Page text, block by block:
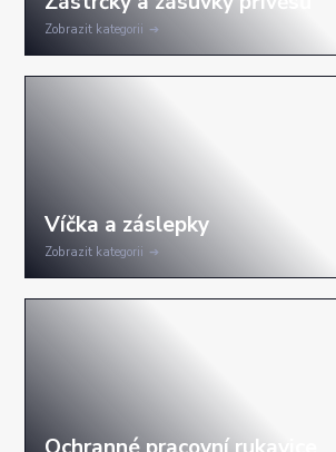
Zobrazit kategorii
Zobrazit kategorii